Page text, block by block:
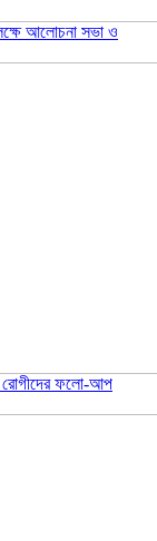
আলোচনা সভা ও
রোগীদের ফলো-আপ